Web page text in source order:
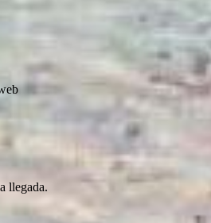
llegada.